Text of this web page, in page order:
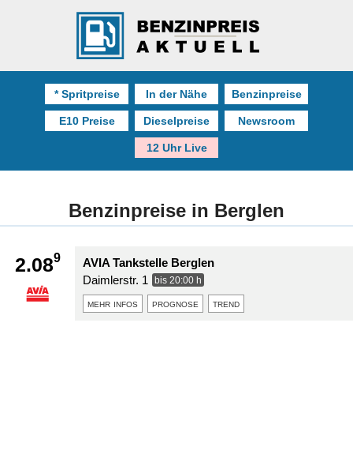
* Spritpreise In der Nähe Benzinpreise
E10 Preise Dieselpreise Newsroom
12 Uhr Live
Benzinpreise in Berglen
2.089
AVIA Tankstelle Berglen
Daimlerstr. 1
bis 20:00 h
mehr infos prognose trend